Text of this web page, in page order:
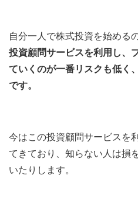
自分一人で株式投資を始める
投資顧問サービスを利用し、
ていくのが一番リスクも低く
です。
今はこの投資顧問サービスを
てきており、知らない人は損
いたりします。